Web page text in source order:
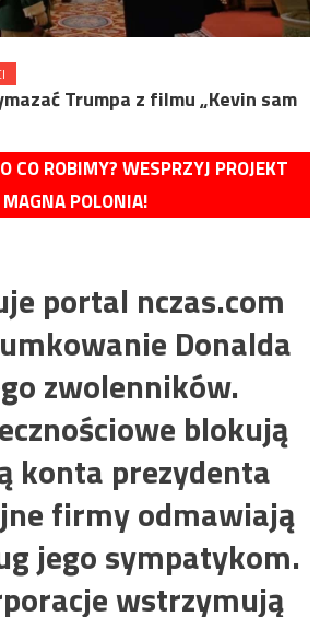
Trumpa z filmu „Kevin sam
CO ROBIMY? WESPRZYJ PROJEKT
MAGNA POLONIA!
portal nczas.com
Donalda
zwolenników.
blokują
konta prezydenta
firmy odmawiają
jego sympatykom.
wstrzymują